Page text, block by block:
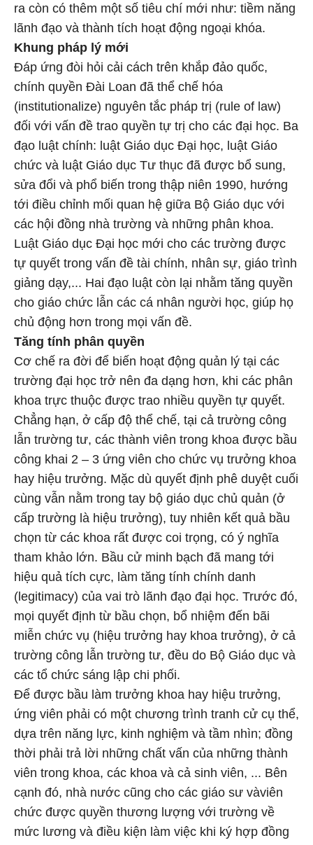
ra còn có thêm một số tiêu chí mới như: tiềm năng
lãnh đạo và thành tích hoạt động ngoại khóa.
Khung pháp lý mới
Đáp ứng đòi hỏi cải cách trên khắp đảo quốc,
chính quyền Đài Loan đã thể chế hóa
(institutionalize) nguyên tắc pháp trị (rule of law)
đối với vấn đề trao quyền tự trị cho các đại học. Ba
đạo luật chính: luật Giáo dục Đại học, luật Giáo
chức và luật Giáo dục Tư thục đã được bổ sung,
sửa đổi và phổ biến trong thập niên 1990, hướng
tới điều chỉnh mối quan hệ giữa Bộ Giáo dục với
các hội đồng nhà trường và những phân khoa.
Luật Giáo dục Đại học mới cho các trường được
tự quyết trong vấn đề tài chính, nhân sự, giáo trình
giảng dạy,... Hai đạo luật còn lại nhằm tăng quyền
cho giáo chức lẫn các cá nhân người học, giúp họ
chủ động hơn trong mọi vấn đề.
Tăng tính phân quyền
Cơ chế ra đời để biến hoạt động quản lý tại các
trường đại học trở nên đa dạng hơn, khi các phân
khoa trực thuộc được trao nhiều quyền tự quyết.
Chẳng hạn, ở cấp độ thể chế, tại cả trường công
lẫn trường tư, các thành viên trong khoa được bầu
công khai 2 – 3 ứng viên cho chức vụ trưởng khoa
hay hiệu trưởng. Mặc dù quyết định phê duyệt cuối
cùng vẫn nằm trong tay bộ giáo dục chủ quản (ở
cấp trường là hiệu trưởng), tuy nhiên kết quả bầu
chọn từ các khoa rất được coi trọng, có ý nghĩa
tham khảo lớn. Bầu cử minh bạch đã mang tới
hiệu quả tích cực, làm tăng tính chính danh
(legitimacy) của vai trò lãnh đạo đại học. Trước đó,
mọi quyết định từ bầu chọn, bổ nhiệm đến bãi
miễn chức vụ (hiệu trưởng hay khoa trưởng), ở cả
trường công lẫn trường tư, đều do Bộ Giáo dục và
các tổ chức sáng lập chi phối.
Để được bầu làm trưởng khoa hay hiệu trưởng,
ứng viên phải có một chương trình tranh cử cụ thể,
dựa trên năng lực, kinh nghiệm và tầm nhìn; đồng
thời phải trả lời những chất vấn của những thành
viên trong khoa, các khoa và cả sinh viên, ... Bên
cạnh đó, nhà nước cũng cho các giáo sư vàviên
chức được quyền thương lượng với trường về
mức lương và điều kiện làm việc khi ký hợp đồng